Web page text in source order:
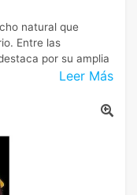
Leer Más
natural que
Entre las
por su amplia